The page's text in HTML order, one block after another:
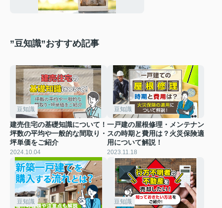
”豆知識”おすすめ記事
豆知識
建売住宅の基礎知識について！
坪数の平均や一般的な間取り・
坪単価をご紹介
2024.10.04
豆知識
一戸建の屋根修理・メンテナン
スの時期と費用は？火災保険適
用について解説！
2023.11.18
豆知識 豆知識